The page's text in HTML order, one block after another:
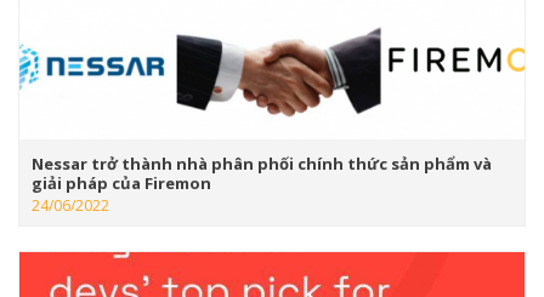
Nessar trở thành nhà phân phối chính thức sản phẩm và
giải pháp của Firemon
24/06/2022